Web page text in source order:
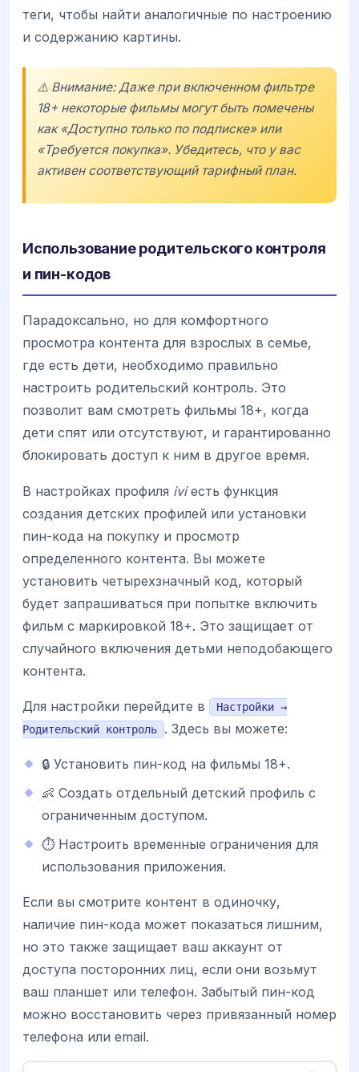
теги, чтобы найти аналогичные по настроению
и содержанию картины.
⚠️ Внимание: Даже при включенном фильтре
18+ некоторые фильмы могут быть помечены
как «Доступно только по подписке» или
«Требуется покупка». Убедитесь, что у вас
активен соответствующий тарифный план.
Использование родительского контроля
и пин-кодов
Парадоксально, но для комфортного
просмотра контента для взрослых в семье,
где есть дети, необходимо правильно
настроить родительский контроль. Это
позволит вам смотреть фильмы 18+, когда
дети спят или отсутствуют, и гарантированно
блокировать доступ к ним в другое время.
В настройках профиля iviесть функция
создания детских профилей или установки
пин-кода на покупку и просмотр
определенного контента. Вы можете
установить четырехзначный код, который
будет запрашиваться при попытке включить
фильм с маркировкой 18+. Это защищает от
случайного включения детьми неподобающего
контента.
Для настройки перейдите в
Настройки →
Родительский контроль
. Здесь вы можете:
🔒 Установить пин-код на фильмы 18+.
👶 Создать отдельный детский профиль с
ограниченным доступом.
⏱ Настроить временные ограничения для
использования приложения.
Если вы смотрите контент в одиночку,
наличие пин-кода может показаться лишним,
но это также защищает ваш аккаунт от
доступа посторонних лиц, если они возьмут
ваш планшет или телефон. Забытый пин-код
можно восстановить через привязанный номер
телефона или email.